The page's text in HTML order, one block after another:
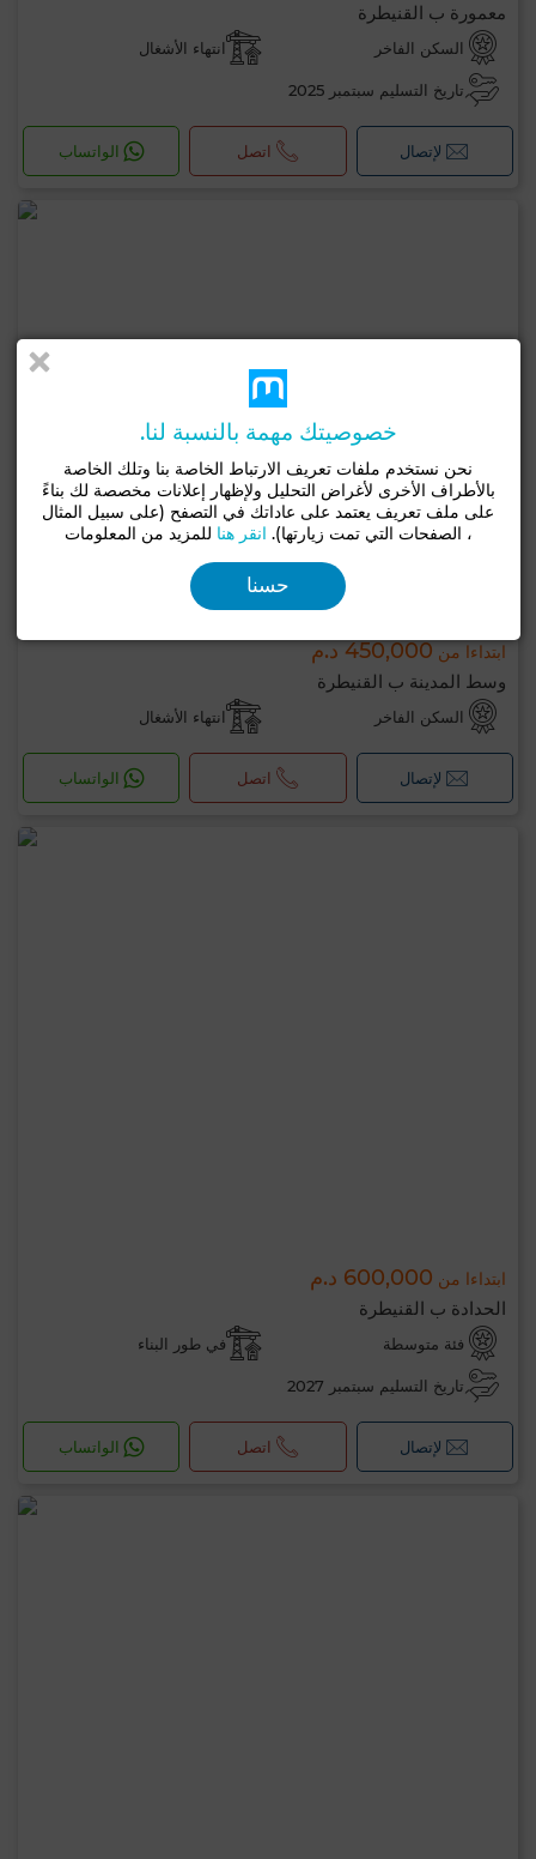
معمورة ب القنيطرة
السكن الفاخر انتهاء الأشغال
تاريخ التسليم سبتمبر 2025
لإتصال اتصل الواتساب
ابتداءا من 450,000 د.م
وسط المدينة ب القنيطرة
السكن الفاخر انتهاء الأشغال
لإتصال اتصل الواتساب
ابتداءا من 600,000 د.م
الحدادة ب القنيطرة
فئة متوسطة في طور البناء
تاريخ التسليم سبتمبر 2027
لإتصال اتصل الواتساب
خصوصيتك مهمة بالنسبة لنا.
نحن نستخدم ملفات تعريف الارتباط الخاصة بنا وتلك الخاصة
بالأطراف الأخرى لأغراض التحليل ولإظهار إعلانات مخصصة لك بناءً
على ملف تعريف يعتمد على عاداتك في التصفح (على سبيل المثال
، الصفحات التي تمت زيارتها). انقر هنا للمزيد من المعلومات
حسنا